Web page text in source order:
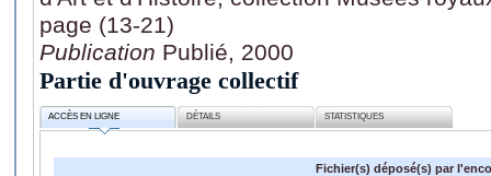
page (13-21)
Publication Publié, 2000
Partie d'ouvrage collectif
ACCÈS EN LIGNE DÉTAILS STATISTIQUES
Fichier(s) déposé(s) par